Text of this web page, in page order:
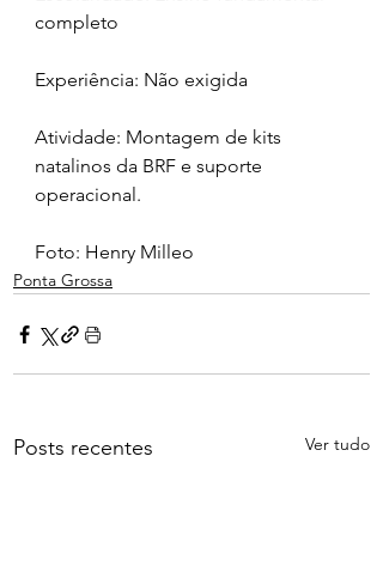
completo
Experiência: Não exigida
Atividade: Montagem de kits
natalinos da BRF e suporte
operacional.
Foto: Henry Milleo
Ponta Grossa
Posts recentes Ver tudo